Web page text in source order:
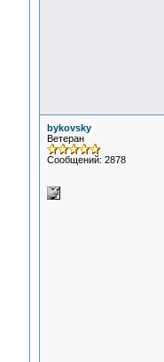
bykovsky
Ветеран
Сообщений: 2878